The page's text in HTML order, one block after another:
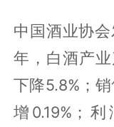
中国酒业协
年，白酒产
下降5.8%；
增0.19%；